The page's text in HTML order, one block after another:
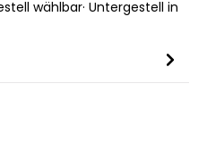
wählbar· Untergestell in